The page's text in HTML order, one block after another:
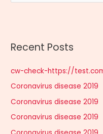
e
c
f
o
r
:
Recent Posts
cw-check-https://
Coronavirus disease 2019
Coronavirus disease 2019
Coronavirus disease 2019